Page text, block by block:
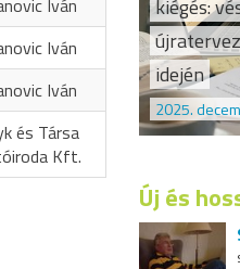
Iván
Iván
Iván
és Társa
Kft.
kiégés:
idején
2025.
Új és